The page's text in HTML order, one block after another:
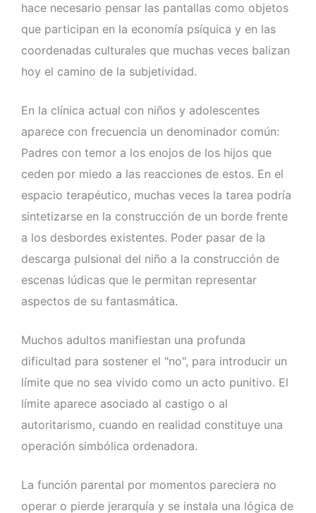
hace necesario pensar las pantallas como objetos
que participan en la economía psíquica y en las
coordenadas culturales que muchas veces balizan
hoy el camino de la subjetividad.
En la clínica actual con niños y adolescentes
aparece con frecuencia un denominador común:
Padres con temor a los enojos de los hijos que
ceden por miedo a las reacciones de estos. En el
espacio terapéutico, muchas veces la tarea podría
sintetizarse en la construcción de un borde frente
a los desbordes existentes. Poder pasar de la
descarga pulsional del niño a la construcción de
escenas lúdicas que le permitan representar
aspectos de su fantasmática.
Muchos adultos manifiestan una profunda
dificultad para sostener el "no", para introducir un
límite que no sea vivido como un acto punitivo. El
límite aparece asociado al castigo o al
autoritarismo, cuando en realidad constituye una
operación simbólica ordenadora.
La función parental por momentos pareciera no
operar o pierde jerarquía y se instala una lógica de